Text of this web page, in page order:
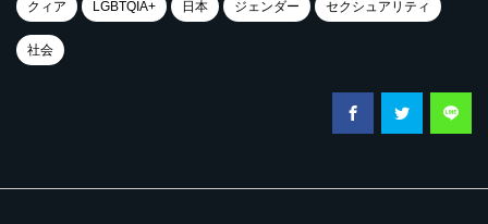
クィア LGBTQIA+ 日本 ジェンダー セクシュアリティ
社会